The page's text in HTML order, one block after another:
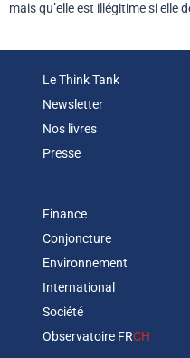
mais qu’elle est illégitime si elle
Le Think Tank
Newsletter
Nos livres
Presse
Finance
Conjoncture
Environnement
International
Société
Observatoire FRCH